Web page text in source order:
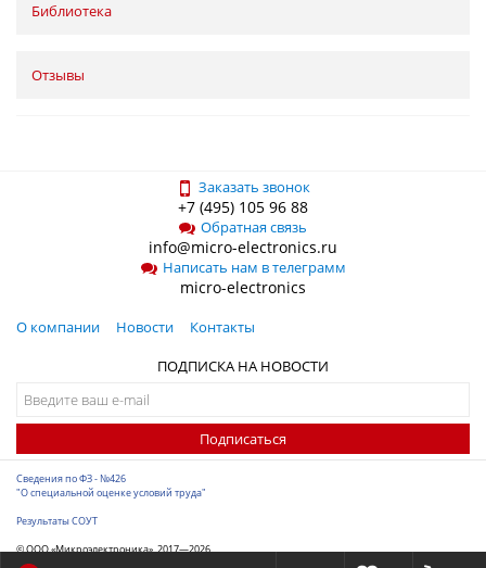
Библиотека
Отзывы
Заказать звонок
+7 (495) 105 96 88
Обратная связь
info@micro-electronics.ru
Написать нам в телеграмм
micro-electronics
О компании Новости
Контакты
ПОДПИСКА НА НОВОСТИ
Подписаться
Сведения по ФЗ - №426
"О специальной оценке условий труда"
Результаты СОУТ
© ООО «Микроэлектроника», 2017—2026
Разработка сайта